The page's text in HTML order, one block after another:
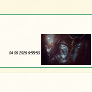
04 08 2026 6:55:50